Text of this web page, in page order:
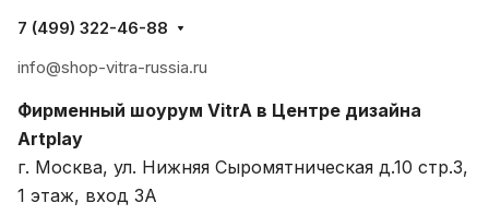
7 (499) 322-46-88
info@shop-vitra-russia.ru
Фирменный шоурум VitrA в Центре дизайна
Artplay
г. Москва, ул. Нижняя Сыромятническая д.10 стр.3,
1 этаж, вход 3A